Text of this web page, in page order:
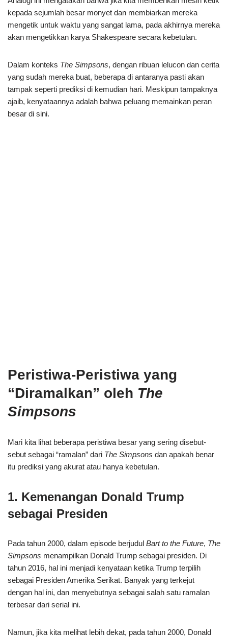
kepada sejumlah besar monyet dan membiarkan mereka
mengetik untuk waktu yang sangat lama, pada akhirnya mereka
akan mengetikkan karya Shakespeare secara kebetulan.
Dalam konteks The Simpsons, dengan ribuan lelucon dan cerita
yang sudah mereka buat, beberapa di antaranya pasti akan
tampak seperti prediksi di kemudian hari. Meskipun tampaknya
ajaib, kenyataannya adalah bahwa peluang memainkan peran
besar di sini.
Peristiwa-Peristiwa yang
“Diramalkan” oleh The
Simpsons
Mari kita lihat beberapa peristiwa besar yang sering disebut-
sebut sebagai “ramalan” dari The Simpsons dan apakah benar
itu prediksi yang akurat atau hanya kebetulan.
1. Kemenangan Donald Trump
sebagai Presiden
Pada tahun 2000, dalam episode berjudul Bart to the Future, The
Simpsons menampilkan Donald Trump sebagai presiden. Di
tahun 2016, hal ini menjadi kenyataan ketika Trump terpilih
sebagai Presiden Amerika Serikat. Banyak yang terkejut
dengan hal ini, dan menyebutnya sebagai salah satu ramalan
terbesar dari serial ini.
Namun, jika kita melihat lebih dekat, pada tahun 2000, Donald